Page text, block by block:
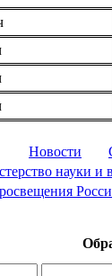
Новости
науки и